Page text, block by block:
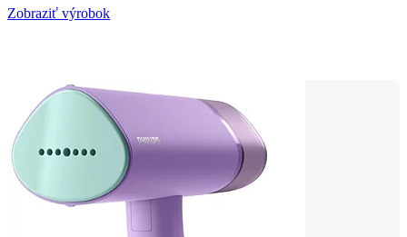
Zobraziť výrobok